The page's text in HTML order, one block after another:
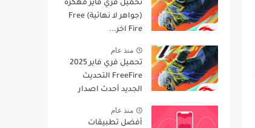
تحميل فري فاير مهكرة
(جواهر لا نهائية) Free
Fire اخر...
منذ عام
تحميل فري فاير 2025
FreeFire التحديث
الجديد أحدث اصدار
منذ عام
أفضل تطبيقات